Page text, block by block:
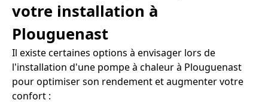
votre installation à
Plouguenast
Il existe certaines options à envisager lors de
l'installation d'une pompe à chaleur à Plouguenast
pour optimiser son rendement et augmenter votre
confort :